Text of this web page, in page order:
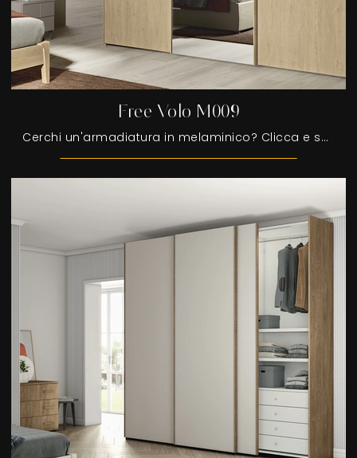
Free Volo M009
Cerchi un'armadiatura in melaminico? Clicca e scopri armadi a muro con ante scorrevoli di Colombini Casa.